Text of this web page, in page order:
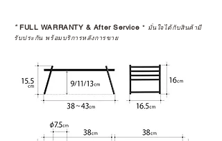
*FULL WARRANTY & After Service * มั่นใจได้กับสินค้ามี
รับประกัน พร้อมบริการหลังการขาย